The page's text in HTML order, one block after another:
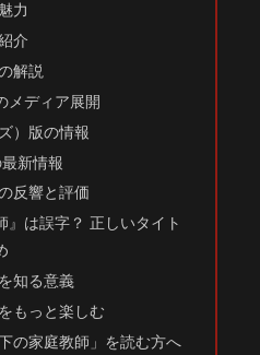
力
介
解説
メディア展開
）版の情報
新情報
反響と評価
』は誤字？ 正しいタイト
知る意義
もっと楽しむ
の家庭教師」を読む方へ